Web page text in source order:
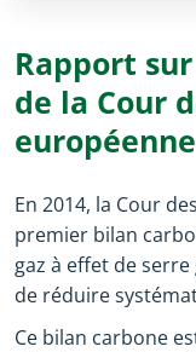
Rapport
de la Cour
européenne
En 2014, la Cour
premier bilan
gaz à effet de
de réduire
Ce bilan carbone